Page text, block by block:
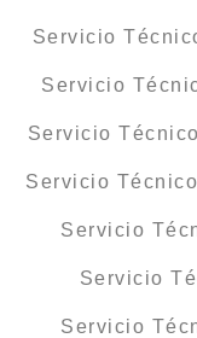
Servicio
Servicio
Servicio
Servicio
Servicio
Servicio
Servicio